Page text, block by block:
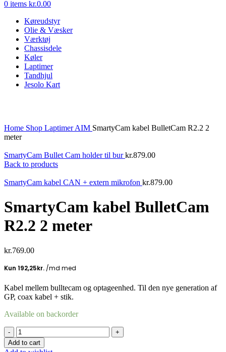
0 items kr.0.00
Køreudstyr
Olie & Væsker
Værktøj
Chassisdele
Køler
Laptimer
Tandhjul
Jesolo Kart
Home Shop LaptimerAIM SmartyCam kabel BulletCam R2.2 2
meter
SmartyCam Bullet Cam holder til burkr.879.00
Back to products
SmartyCam kabel CAN + extern mikrofon kr.879.00
SmartyCam kabel BulletCam
R2.2 2 meter
kr.769.00
Kabel mellem bulltecam og optageenhed. Til den nye generation af
GP, coax kabel + stik.
Available on backorder
SmartyCam
kabel
BulletCam
Add to cart